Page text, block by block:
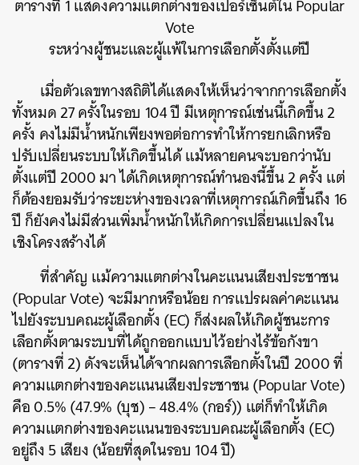
ตารางที่ 1 แสดงความแตกต่างของเปอร์เซ็นต์ใน Popular
Vote
ระหว่างผู้ชนะและผู้แพ้ในการเลือกตั้งตั้งแต่ปี
เมื่อตัวเลขทางสถิติได้แสดงให้เห็นว่าจากการเลือกตั้ง
ทั้งหมด 27 ครั้งในรอบ 104 ปี มีเหตุการณ์เช่นนี้เกิดขึ้น 2
ครั้ง คงไม่มีน้ำหนักเพียงพอต่อการทำให้การยกเลิกหรือ
ปรับเปลี่ยนระบบให้เกิดขึ้นได้ แม้หลายคนจะบอกว่านับ
ตั้งแต่ปี 2000 มา ได้เกิดเหตุการณ์ทำนองนี้ขึ้น 2 ครั้ง แต่
ก็ต้องยอมรับว่าระยะห่างของเวลาที่เหตุการณ์เกิดขึ้นถึง 16
ปี ก็ยังคงไม่มีส่วนเพิ่มน้ำหนักให้เกิดการเปลี่ยนแปลงใน
เชิงโครงสร้างได้
ที่สำคัญ แม้ความแตกต่างในคะแนนเสียงประชาชน
(Popular Vote) จะมีมากหรือน้อย การแปรผลค่าคะแนน
ไปยังระบบคณะผู้เลือกตั้ง (EC) ก็ส่งผลให้เกิดผู้ชนะการ
เลือกตั้งตามระบบที่ได้ถูกออกแบบไว้อย่างไร้ข้อกังขา
(ตารางที่ 2) ดังจะเห็นได้จากผลการเลือกตั้งในปี 2000 ที่
ความแตกต่างของคะแนนเสียงประชาชน (Popular Vote)
คือ 0.5% (47.9% (บุช) – 48.4% (กอร์)) แต่ก็ทำให้เกิด
ความแตกต่างของคะแนนของระบบคณะผู้เลือกตั้ง (EC)
อยู่ถึง 5 เสียง (น้อยที่สุดในรอบ 104 ปี)